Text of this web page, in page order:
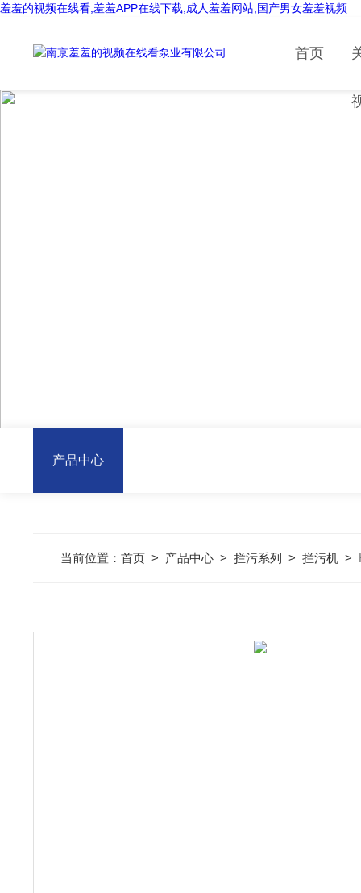
羞羞的视频在线看,羞羞APP在线下载,成人羞羞网站,国产男女羞羞视频
首页
产品中心
当前位置： 首页> 产品中心> 拦污系列 > 拦污机>